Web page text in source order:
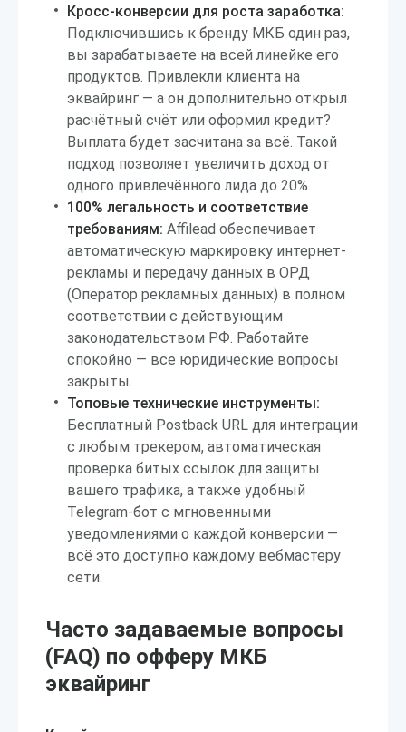
Кросс-конверсии для роста заработка:
Подключившись к бренду МКБ один раз,
вы зарабатываете на всей линейке его
продуктов. Привлекли клиента на
эквайринг — а он дополнительно открыл
расчётный счёт или оформил кредит?
Выплата будет засчитана за всё. Такой
подход позволяет увеличить доход от
одного привлечённого лида до 20%.
100% легальность и соответствие
требованиям: Affilead обеспечивает
автоматическую маркировку интернет-
рекламы и передачу данных в ОРД
(Оператор рекламных данных) в полном
соответствии с действующим
законодательством РФ. Работайте
спокойно — все юридические вопросы
закрыты.
Топовые технические инструменты:
Бесплатный Postback URL для интеграции
с любым трекером, автоматическая
проверка битых ссылок для защиты
вашего трафика, а также удобный
Telegram-бот с мгновенными
уведомлениями о каждой конверсии —
всё это доступно каждому вебмастеру
сети.
Часто задаваемые вопросы
(FAQ) по офферу МКБ
эквайринг